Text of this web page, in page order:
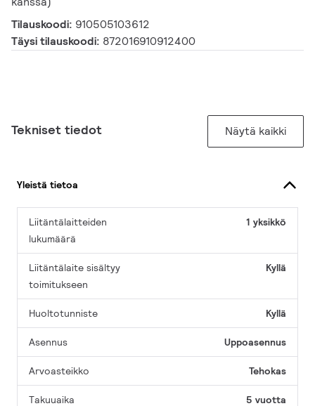
Tilauskoodi: 910505103612
Täysi tilauskoodi: 872016910912400
Tekniset tiedot Näytä kaikki
Yleistä tietoa
Liitäntälaitteiden
lukumäärä
1 yksikkö
Liitäntälaite sisältyy
toimitukseen
Kyllä
Huoltotunniste Kyllä
Asennus Uppoasennus
Arvoasteikko Tehokas
Takuuaika 5 vuotta